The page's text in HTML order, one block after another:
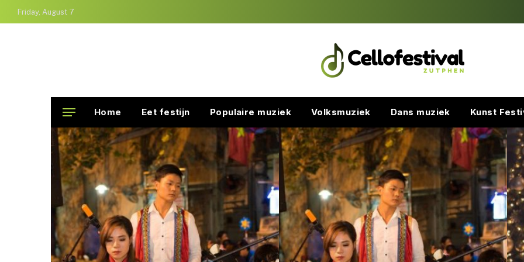
Friday, August 7
Home Eet festijn Populaire muziek Volksmuziek Dans muziek Kunst